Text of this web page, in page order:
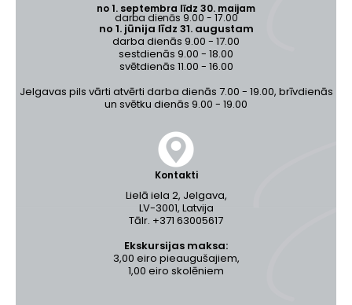
no 1. septembra līdz 30. maijam
darba dienās 9.00 - 17.00
no 1. jūnija līdz 31. augustam
darba dienās 9.00 - 17.00
sestdienās 9.00 - 18.00
svētdienās 11.00 - 16.00
Jelgavas pils vārti atvērti darba dienās 7.00 - 19.00, brīvdienās
un svētku dienās 9.00 - 19.00
Kontakti
Lielā iela 2, Jelgava,
LV-3001, Latvija
Tālr. +371 63005617
Ekskursijas maksa:
3,00 eiro pieaugušajiem,
1,00 eiro skolēniem